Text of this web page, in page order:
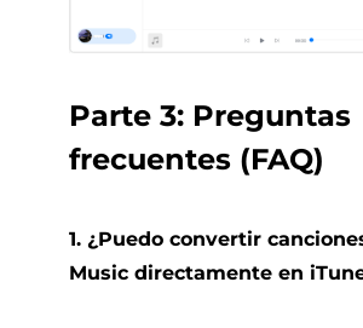
Parte 3: Preguntas
frecuentes (FAQ)
1. ¿Puedo convertir
Music directamente en